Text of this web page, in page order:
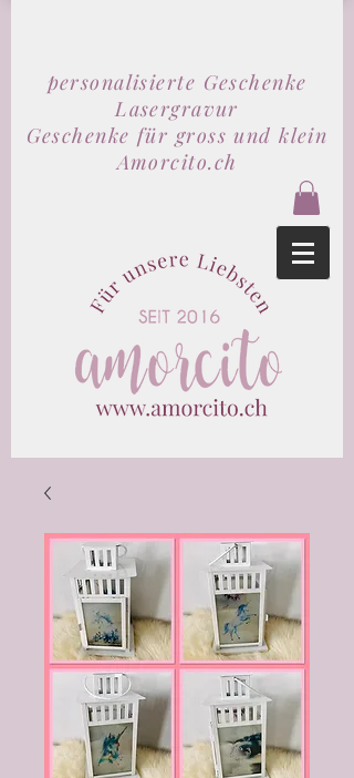
personalisierte Geschenke
Lasergravur
Geschenke für gross und klein
Amorcito.ch